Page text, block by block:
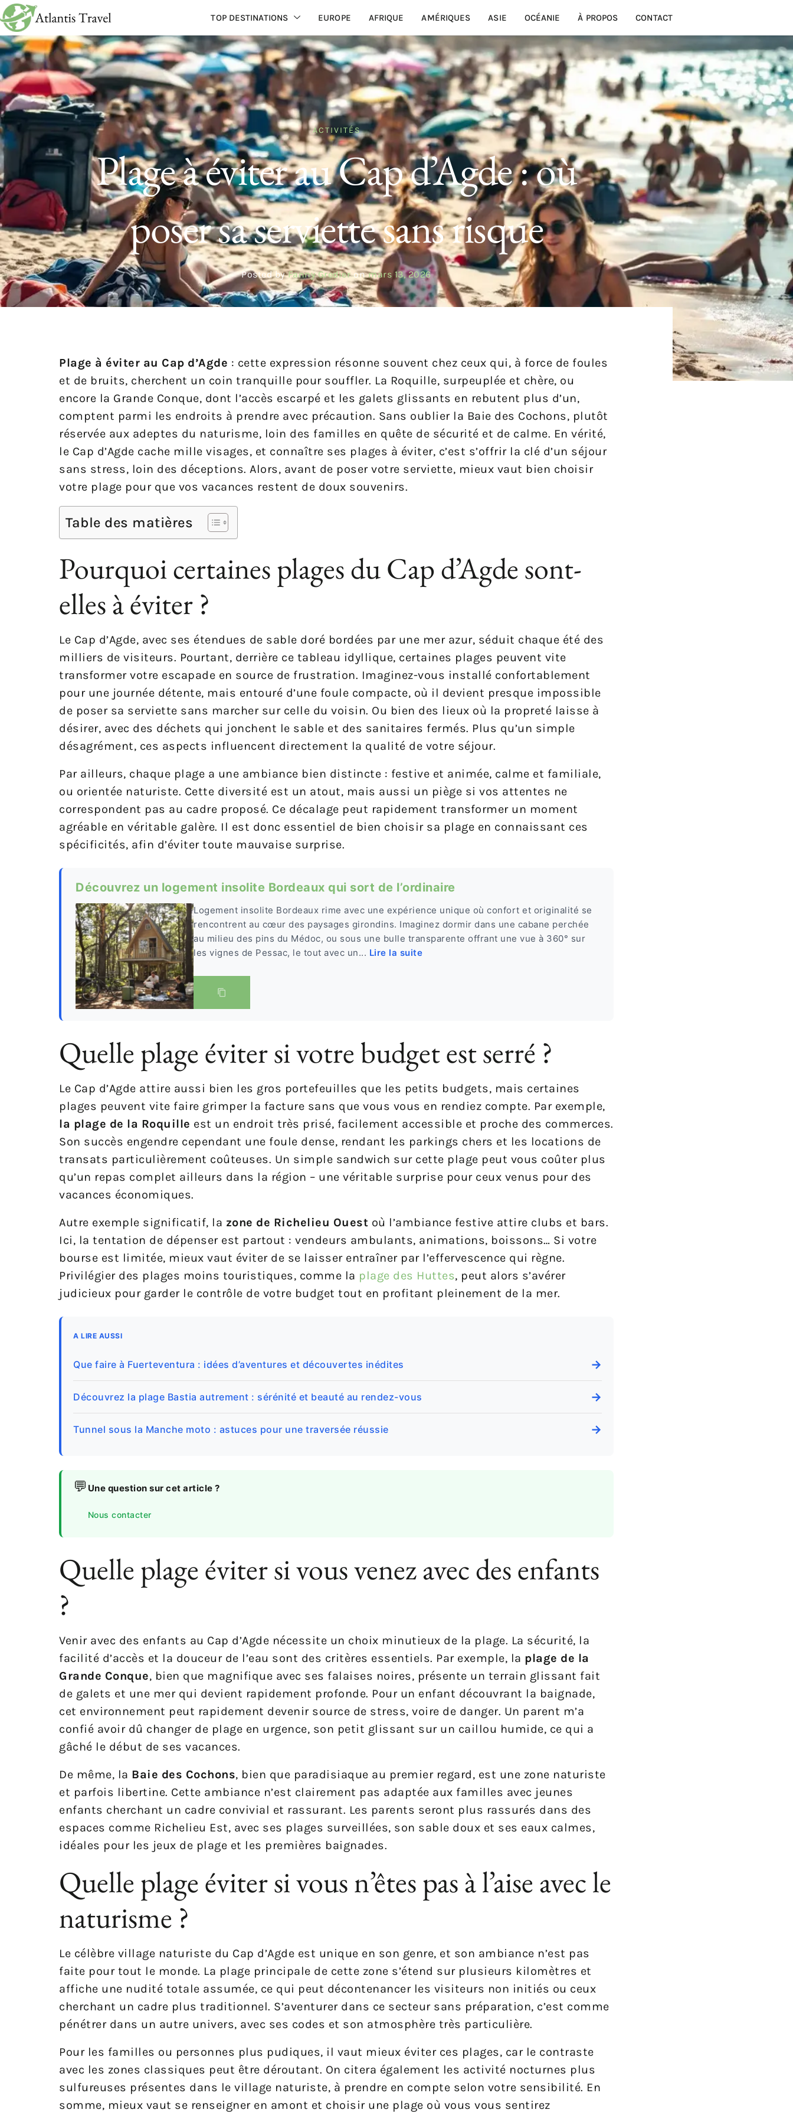
TOP DESTINATIONS EUROPE AFRIQUE AMÉRIQUES ASIE OCÉANIE À PROPOS CONTACT
ACTIVITÉS
Plage à éviter au Cap d’Agde : où
poser sa serviette sans risque
Posted by Fanny Gredier on mars 13, 2026
Plage à éviter au Cap d’Agde : cette expression résonne souvent chez ceux qui, à force de foules
et de bruits, cherchent un coin tranquille pour souffler. La Roquille, surpeuplée et chère, ou
encore la Grande Conque, dont l’accès escarpé et les galets glissants en rebutent plus d’un,
comptent parmi les endroits à prendre avec précaution. Sans oublier la Baie des Cochons, plutôt
réservée aux adeptes du naturisme, loin des familles en quête de sécurité et de calme. En vérité,
le Cap d’Agde cache mille visages, et connaître ses plages à éviter, c’est s’offrir la clé d’un séjour
sans stress, loin des déceptions. Alors, avant de poser votre serviette, mieux vaut bien choisir
votre plage pour que vos vacances restent de doux souvenirs.
Table des matières
Pourquoi certaines plages du Cap d’Agde sont-
elles à éviter ?
Le Cap d’Agde, avec ses étendues de sable doré bordées par une mer azur, séduit chaque été des
milliers de visiteurs. Pourtant, derrière ce tableau idyllique, certaines plages peuvent vite
transformer votre escapade en source de frustration. Imaginez-vous installé confortablement
pour une journée détente, mais entouré d’une foule compacte, où il devient presque impossible
de poser sa serviette sans marcher sur celle du voisin. Ou bien des lieux où la propreté laisse à
désirer, avec des déchets qui jonchent le sable et des sanitaires fermés. Plus qu’un simple
désagrément, ces aspects influencent directement la qualité de votre séjour.
Par ailleurs, chaque plage a une ambiance bien distincte : festive et animée, calme et familiale,
ou orientée naturiste. Cette diversité est un atout, mais aussi un piège si vos attentes ne
correspondent pas au cadre proposé. Ce décalage peut rapidement transformer un moment
agréable en véritable galère. Il est donc essentiel de bien choisir sa plage en connaissant ces
spécificités, afin d’éviter toute mauvaise surprise.
Découvrez un logement insolite Bordeaux qui sort de l’ordinaire
Logement insolite Bordeaux rime avec une expérience unique où confort et originalité se
rencontrent au cœur des paysages girondins. Imaginez dormir dans une cabane perchée
au milieu des pins du Médoc, ou sous une bulle transparente offrant une vue à 360° sur
les vignes de Pessac, le tout avec un... Lire la suite
Quelle plage éviter si votre budget est serré ?
Le Cap d’Agde attire aussi bien les gros portefeuilles que les petits budgets, mais certaines
plages peuvent vite faire grimper la facture sans que vous vous en rendiez compte. Par exemple,
la plage de la Roquille est un endroit très prisé, facilement accessible et proche des commerces.
Son succès engendre cependant une foule dense, rendant les parkings chers et les locations de
transats particulièrement coûteuses. Un simple sandwich sur cette plage peut vous coûter plus
qu’un repas complet ailleurs dans la région – une véritable surprise pour ceux venus pour des
vacances économiques.
Autre exemple significatif, la zone de Richelieu Ouest où l’ambiance festive attire clubs et bars.
Ici, la tentation de dépenser est partout : vendeurs ambulants, animations, boissons… Si votre
bourse est limitée, mieux vaut éviter de se laisser entraîner par l’effervescence qui règne.
Privilégier des plages moins touristiques, comme la plage des Huttes, peut alors s’avérer
judicieux pour garder le contrôle de votre budget tout en profitant pleinement de la mer.
A LIRE AUSSI
Que faire à Fuerteventura : idées d’aventures et découvertes inédites →
Découvrez la plage Bastia autrement : sérénité et beauté au rendez-vous →
Tunnel sous la Manche moto : astuces pour une traversée réussie →
💬 Une question sur cet article ?
Nous contacter
Quelle plage éviter si vous venez avec des enfants
?
Venir avec des enfants au Cap d’Agde nécessite un choix minutieux de la plage. La sécurité, la
facilité d’accès et la douceur de l’eau sont des critères essentiels. Par exemple, la plage de la
Grande Conque, bien que magnifique avec ses falaises noires, présente un terrain glissant fait
de galets et une mer qui devient rapidement profonde. Pour un enfant découvrant la baignade,
cet environnement peut rapidement devenir source de stress, voire de danger. Un parent m’a
confié avoir dû changer de plage en urgence, son petit glissant sur un caillou humide, ce qui a
gâché le début de ses vacances.
De même, la Baie des Cochons, bien que paradisiaque au premier regard, est une zone naturiste
et parfois libertine. Cette ambiance n’est clairement pas adaptée aux familles avec jeunes
enfants cherchant un cadre convivial et rassurant. Les parents seront plus rassurés dans des
espaces comme Richelieu Est, avec ses plages surveillées, son sable doux et ses eaux calmes,
idéales pour les jeux de plage et les premières baignades.
Quelle plage éviter si vous n’êtes pas à l’aise avec le
naturisme ?
Le célèbre village naturiste du Cap d’Agde est unique en son genre, et son ambiance n’est pas
faite pour tout le monde. La plage principale de cette zone s’étend sur plusieurs kilomètres et
affiche une nudité totale assumée, ce qui peut décontenancer les visiteurs non initiés ou ceux
cherchant un cadre plus traditionnel. S’aventurer dans ce secteur sans préparation, c’est comme
pénétrer dans un autre univers, avec ses codes et son atmosphère très particulière.
Pour les familles ou personnes plus pudiques, il vaut mieux éviter ces plages, car le contraste
avec les zones classiques peut être déroutant. On citera également les activité nocturnes plus
sulfureuses présentes dans le village naturiste, à prendre en compte selon votre sensibilité. En
somme, mieux vaut se renseigner en amont et choisir une plage où vous vous sentirez